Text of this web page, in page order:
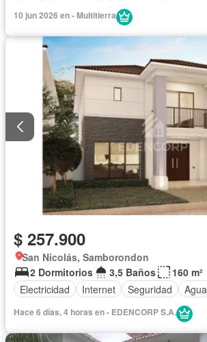
Sin amoblar
10 jun 2026 en - Multitierra
$ 257.900
San Nicolás, Samborondon
2 Dormitorios
3,5 Baños
160 m²
Electricidad
Internet Seguridad Agua
Hace 6 días, 4 horas en - EDENCORP S.A.